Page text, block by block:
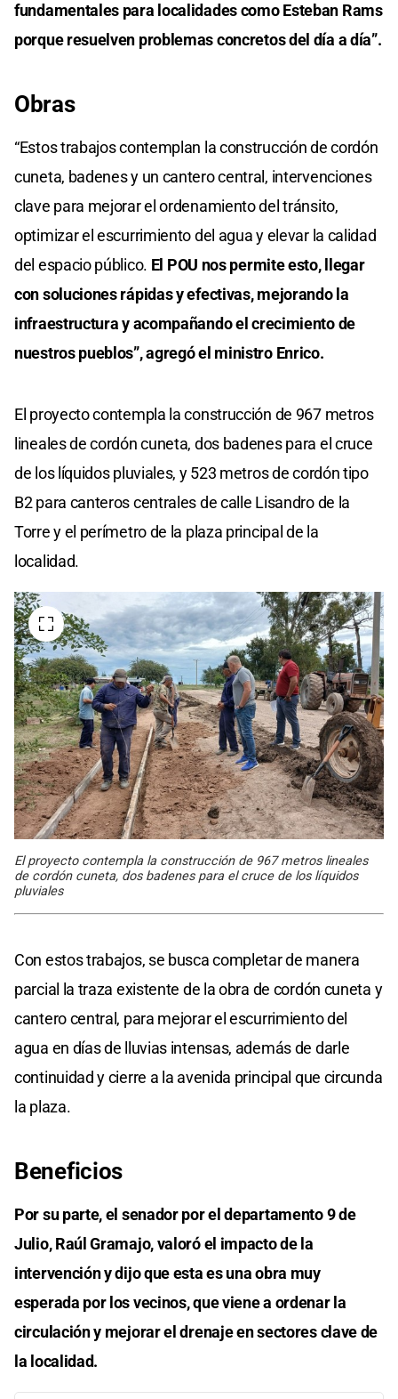
fundamentales para localidades como Esteban Rams
porque resuelven problemas concretos del día a día”.
Obras
“Estos trabajos contemplan la construcción de cordón
cuneta, badenes y un cantero central, intervenciones
clave para mejorar el ordenamiento del tránsito,
optimizar el escurrimiento del agua y elevar la calidad
del espacio público. El POU nos permite esto, llegar
con soluciones rápidas y efectivas, mejorando la
infraestructura y acompañando el crecimiento de
nuestros pueblos”, agregó el ministro Enrico.
El proyecto contempla la construcción de 967 metros
lineales de cordón cuneta, dos badenes para el cruce
de los líquidos pluviales, y 523 metros de cordón tipo
B2 para canteros centrales de calle Lisandro de la
Torre y el perímetro de la plaza principal de la
localidad.
El proyecto contempla la construcción de 967 metros lineales
de cordón cuneta, dos badenes para el cruce de los líquidos
pluviales
Con estos trabajos, se busca completar de manera
parcial la traza existente de la obra de cordón cuneta y
cantero central, para mejorar el escurrimiento del
agua en días de lluvias intensas, además de darle
continuidad y cierre a la avenida principal que circunda
la plaza.
Beneficios
Por su parte, el senador por el departamento 9 de
Julio, Raúl Gramajo, valoró el impacto de la
intervención y dijo que esta es una obra muy
esperada por los vecinos, que viene a ordenar la
circulación y mejorar el drenaje en sectores clave de
la localidad.